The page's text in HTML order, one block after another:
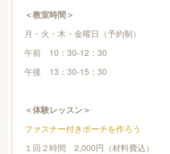
＜教室時間＞
月・火・木・金曜日（予約制）
午前 10：30-12：30
午後 13：30-15：30
＜体験レッスン＞
ファスナー付きポーチを作ろう
１回２時間 2,000円（材料費込）